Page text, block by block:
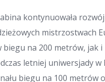
kontynuowała
mistrzostwach
na 200 metrów, jak
letniej uniwersjady
biegu na 100 metrów